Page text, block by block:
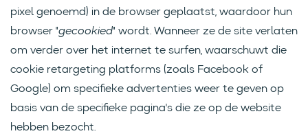
pixel genoemd) in de browser geplaatst, waardoor hun
browser "gecookied" wordt. Wanneer ze de site verlaten
om verder over het internet te surfen, waarschuwt die
cookie retargeting platforms (zoals Facebook of
Google) om specifieke advertenties weer te geven op
basis van de specifieke pagina's die ze op de website
hebben bezocht.